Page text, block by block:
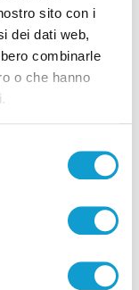
sito con i
dei dati web,
combinarle
o che hanno